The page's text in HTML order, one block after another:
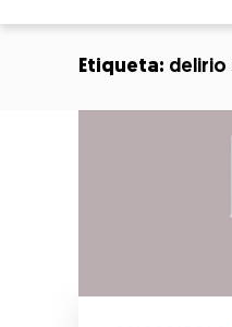
Etiqueta: delirio